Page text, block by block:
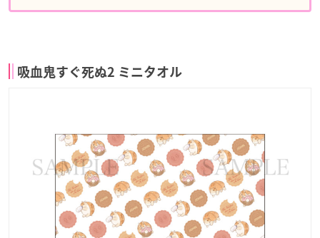
吸血鬼すぐ死ぬ2 ミニタオル